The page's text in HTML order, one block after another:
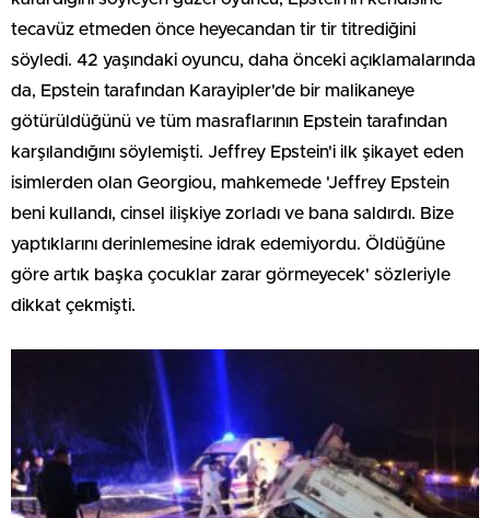
tecavüz etmeden önce heyecandan tir tir titrediğini
söyledi. 42 yaşındaki oyuncu, daha önceki açıklamalarında
da, Epstein tarafından Karayipler'de bir malikaneye
götürüldüğünü ve tüm masraflarının Epstein tarafından
karşılandığını söylemişti. Jeffrey Epstein'i ilk şikayet eden
isimlerden olan Georgiou, mahkemede 'Jeffrey Epstein
beni kullandı, cinsel ilişkiye zorladı ve bana saldırdı. Bize
yaptıklarını derinlemesine idrak edemiyordu. Öldüğüne
göre artık başka çocuklar zarar görmeyecek' sözleriyle
dikkat çekmişti.